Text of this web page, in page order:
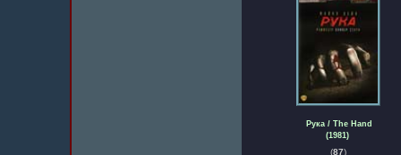
Рука / The Hand
(1981)
(87)